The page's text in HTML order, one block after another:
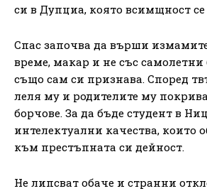
си в Дупциа, която всимщност се
Спас започва да върши
време, макар и не със самолетни
също сам си признава. Според
леля му и родителите му
борчове. За да бъде студент в
интелектуални качества, които
към престъпната си дейност.
Не липсват обаче и странни